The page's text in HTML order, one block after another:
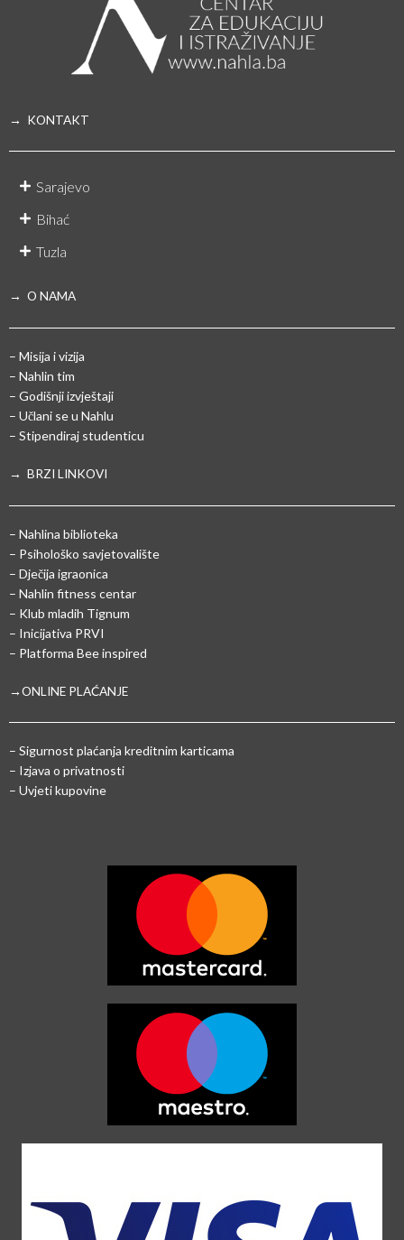
→ KONTAKT
Sarajevo
Bihać
Tuzla
→ O NAMA
– Misija i vizija
– Nahlin tim
– Godišnji izvještaji
– Učlani se u Nahlu
– Stipendiraj studenticu
→ BRZI LINKOVI
– Nahlina biblioteka
– Psihološko savjetovalište
– Dječija igraonica
– Nahlin fitness centar
– Klub mladih Tignum
– Inicijativa PRVI
– Platforma Bee inspired
→ONLINE PLAĆANJE
– Sigurnost plaćanja kreditnim karticama
– Izjava o privatnosti
– Uvjeti kupovine